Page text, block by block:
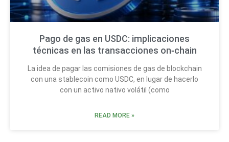
Pago de gas en USDC: implicaciones
técnicas en las transacciones on‑chain
La idea de pagar las comisiones de gas de blockchain
con una stablecoin como USDC, en lugar de hacerlo
con un activo nativo volátil (como
READ MORE »